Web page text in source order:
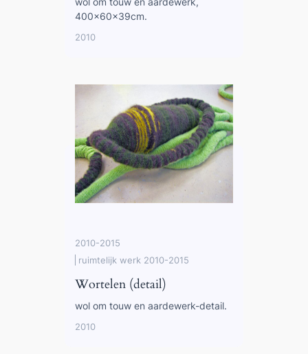
400x60x39cm.
2010
2010-2015
ruimtelijk werk 2010-2015
Wortelen (detail)
wol om touw en aardewerk-detail.
2010